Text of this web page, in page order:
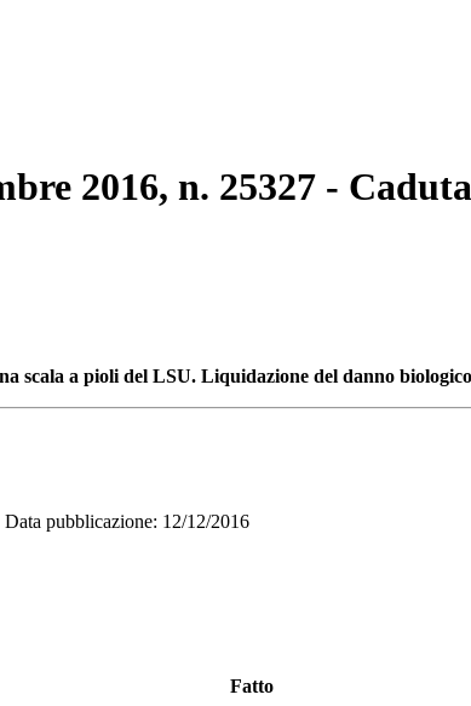
2016, n. 25327 -
scala a pioli del LSU. Liquidazione del danno biologico
pubblicazione: 12/12/2016
Fatto